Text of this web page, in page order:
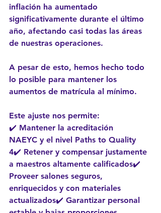
inflación ha aumentado
significativamente durante el último
año, afectando casi todas las áreas
de nuestras operaciones.
A pesar de esto, hemos hecho todo
lo posible para mantener los
aumentos de matrícula al mínimo.
Este ajuste nos permite:
✔️ Mantener la acreditación
NAEYC y el nivel Paths to Quality
4✔️ Retener y compensar justamente
a maestros altamente calificados✔️
Proveer salones seguros,
enriquecidos y con materiales
actualizados✔️ Garantizar personal